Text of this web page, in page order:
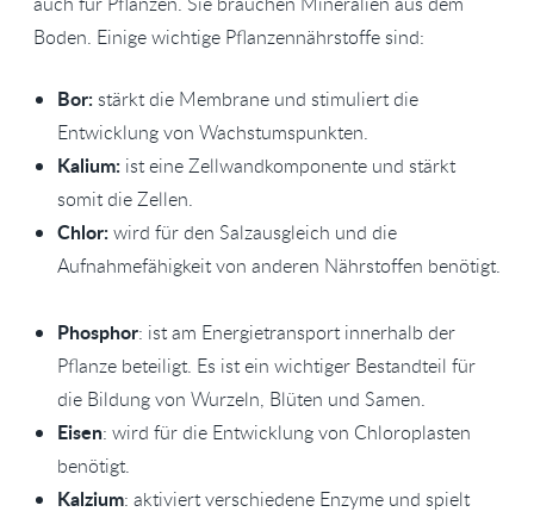
Boden. Einige wichtige Pflanzennährstoffe sind:
Bor:stärkt die Membrane und stimuliert die
Entwicklung von Wachstumspunkten.
Kalium: ist eine Zellwandkomponente und stärkt
somit die Zellen.
Chlor:wird für den Salzausgleich und die
Aufnahmefähigkeit von anderen Nährstoffen benötigt.
Phosphor: ist am Energietransport innerhalb der
Pflanze beteiligt. Es ist ein wichtiger Bestandteil für
die Bildung von Wurzeln, Blüten und Samen.
Eisen: wird für die Entwicklung von Chloroplasten
benötigt.
Kalzium: aktiviert verschiedene Enzyme und spielt